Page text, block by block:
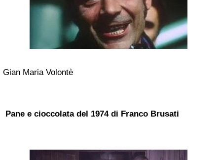
Gian Maria Volontè
Pane e cioccolata del 1974 di Franco Brusati